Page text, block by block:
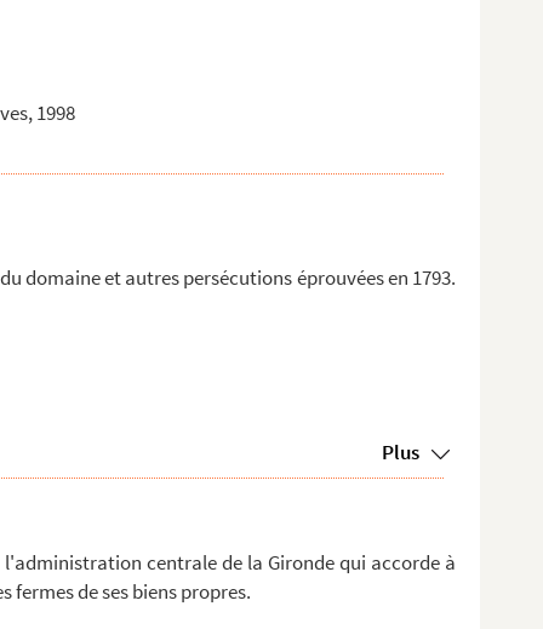
1998
domaine et autres persécutions éprouvées en 1793.
Plus
l'administration centrale de la Gironde qui accorde à
fermes de ses biens propres.